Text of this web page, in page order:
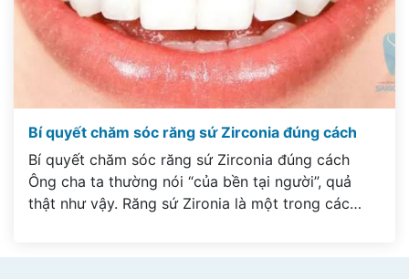
Bí quyết chăm sóc răng sứ Zirconia đúng cách
Bí quyết chăm sóc răng sứ Zirconia đúng cách
Ông cha ta thường nói “của bền tại người”, quả
thật như vậy. Răng sứ Zironia là một trong các